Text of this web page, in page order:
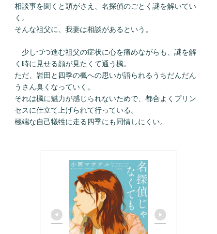
相談事を聞くと頭がさえ、名探偵のごとく謎を解いてい
く。
そんな祖父に、我妻は相談があるという。
少しづつ進む祖父の症状に心を痛めながらも、謎を解
く時に見せる顔が見たくて通う楓。
ただ、岩田と四季の楓への思いが語られるうちだんだん
うさん臭くなっていく。
それは楓に魅力が感じられないためで、都合よくプリン
セスに仕立て上げられて行っている。
極端な自己犠牲に走る四季にも同情しにくい。